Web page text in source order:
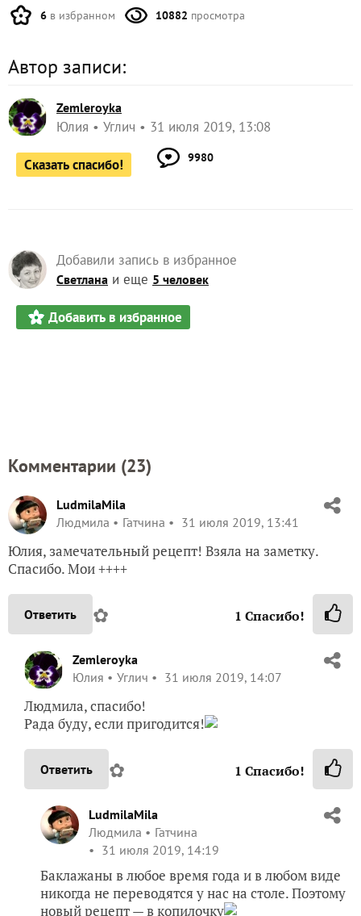
6 в избранном 10882 просмотра
Автор записи:
Zemleroyka
Юлия Углич 31 июля 2019, 13:08
Сказать спасибо! 9980
Добавили запись в избранное
Светлана и еще 5 человек
Добавить в избранное
Комментарии (23)
LudmilaMila
Людмила
Гатчина 31 июля 2019, 13:41
Юлия, замечательный рецепт! Взяла на заметку.
Спасибо. Мои ++++
Ответить ✿ 1 Спасибо!
Zemleroyka
Юлия
Углич 31 июля 2019, 14:07
Людмила, спасибо!
Рада буду, если пригодится!
Ответить ✿ 1 Спасибо!
LudmilaMila
Людмила
Гатчина
31 июля 2019, 14:19
Баклажаны в любое время года и в любом виде
никогда не переводятся у нас на столе. Поэтому
новый рецепт — в копилочку